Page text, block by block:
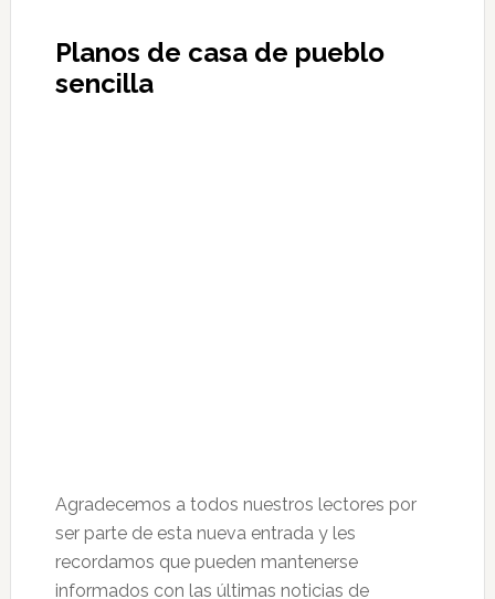
Planos de casa de pueblo
sencilla
Agradecemos a todos nuestros lectores por
ser parte de esta nueva entrada y les
recordamos que pueden mantenerse
informados con las últimas noticias de